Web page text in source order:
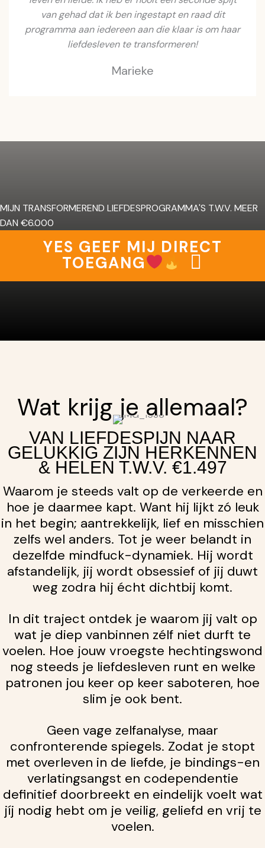
van gehad dat ik ben ingestapt en raad dit
programma aan iedereen aan die klaar is om haar
liefdesleven te transformeren!
Marieke
MIJN TRANSFORMEREND LIEFDESPROGRAMMA'S T.W.V. MEER
DAN €6.000
YES GEEF MIJ DIRECT
TOEGANG
Wat krijg je allemaal?
VAN LIEFDESPIJN NAAR
GELUKKIG ZIJN HERKENNEN
& HELEN T.W.V. €1.497
Waarom je steeds valt op de verkeerde en
hoe je daarmee kapt. Want hij lijkt zó leuk
in het begin; aantrekkelijk, lief en misschien
zelfs wel anders. Tot je weer belandt in
dezelfde mindfuck-dynamiek. Hij wordt
afstandelijk, jij wordt obsessief of jij duwt
weg zodra hij écht dichtbij komt.
In dit traject ontdek je waarom jij valt op
wat je diep vanbinnen zélf niet durft te
voelen. Hoe jouw vroegste hechtingswond
nog steeds je liefdesleven runt en welke
patronen jou keer op keer saboteren, hoe
slim je ook bent.
Geen vage zelfanalyse, maar
confronterende spiegels. Zodat je stopt
met overleven in de liefde, je bindings-en
verlatingsangst en codependentie
definitief doorbreekt en eindelijk voelt wat
jíj nodig hebt om je veilig, geliefd en vrij te
voelen.